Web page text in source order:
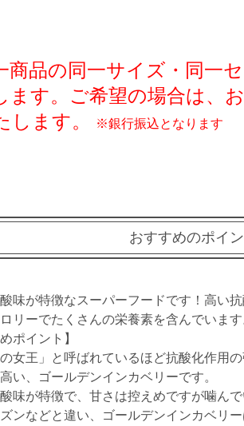
品の同一サイズ・同一
ます。ご希望の場合は、
します。
※銀行振込となります
おすすめのポイ
味が特徴なスーパーフードです！高い
リーでたくさんの栄養素を含んでいます
ポイント】
の女王」と呼ばれているほど抗酸化作用
い、ゴールデンインカベリーです。
味が特徴で、甘さは控えめですが噛ん
ンなどと違い、ゴールデンインカベリ